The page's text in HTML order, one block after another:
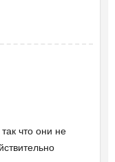
что они не